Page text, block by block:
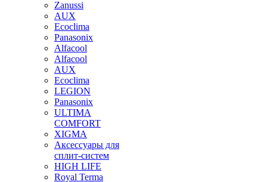
Zanussi
AUX
Ecoclima
Panasonix
Alfacool
Alfacool
AUX
Ecoclima
LEGION
Panasonix
ULTIMA
COMFORT
XIGMA
Аксессуары для
сплит-систем
HIGH LIFE
Royal Terma